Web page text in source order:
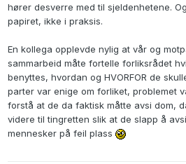
hører desverre med til sjeldenhetene.
papiret, ikke i praksis.
En kollega opplevde nylig at vår og
sammarbeid måte fortelle forliksrådet
benyttes, hvordan og HVORFOR de
parter var enige om forliket, problemet
forstå at de da faktisk måtte avsi dom,
videre til tingretten slik at de slapp å
mennesker på feil plass